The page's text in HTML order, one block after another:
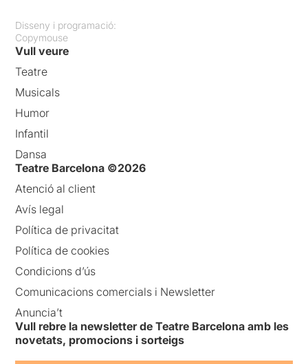
Disseny i programació:
Copymouse
Vull veure
Teatre
Musicals
Humor
Infantil
Dansa
Teatre Barcelona ©2026
Atenció al client
Avís legal
Política de privacitat
Política de cookies
Condicions d’ús
Comunicacions comercials i Newsletter
Anuncia’t
Vull rebre la newsletter de Teatre Barcelona amb les
novetats, promocions i sorteigs